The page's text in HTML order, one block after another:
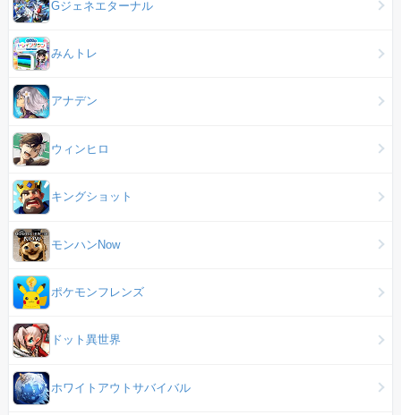
Gジェネエターナル
みんトレ
アナデン
ウィンヒロ
キングショット
モンハンNow
ポケモンフレンズ
ドット異世界
ホワイトアウトサバイバル